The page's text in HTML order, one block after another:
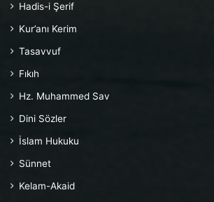
Hadis-i Şerif
Kur’anı Kerim
Tasavvuf
Fıkıh
Hz. Muhammed Sav
Dini Sözler
İslam Hukuku
Sünnet
Kelam-Akaid